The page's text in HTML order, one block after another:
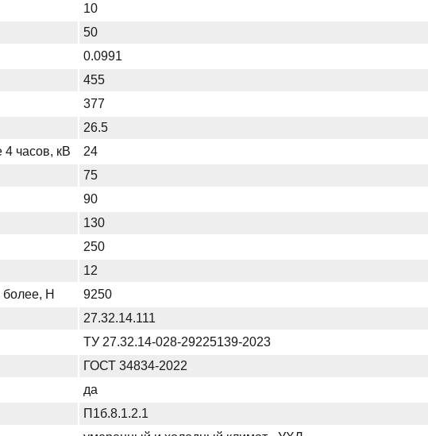
10
50
0.0991
455
377
26.5
4 часов, кВ
24
75
90
130
250
12
более, Н
9250
27.32.14.111
ТУ 27.32.14-028-29225139-2023
ГОСТ 34834-2022
да
П1б.8.1.2.1